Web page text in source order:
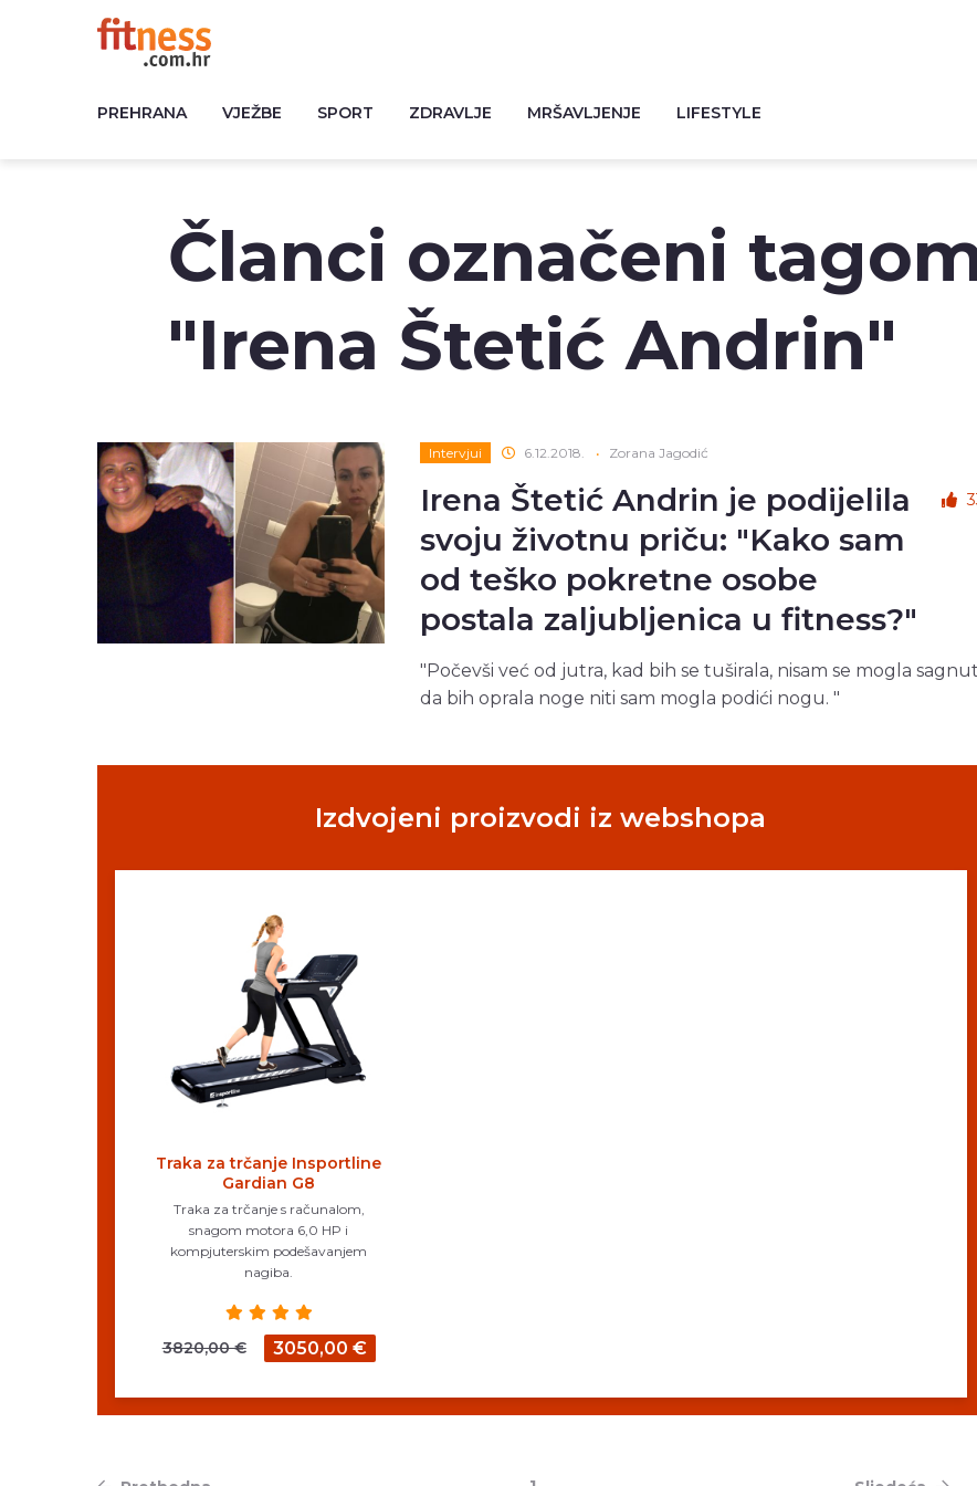
PREHRANA VJEŽBE SPORT ZDRAVLJE MRŠAVLJENJE LIFESTYLE
Članci označeni
"Irena Štetić Andrin"
Intervjui 6.12.2018. • Zorana Jagodić
Irena Štetić Andrin je podijelila
svoju životnu priču: "Kako sam
od teško pokretne osobe
postala zaljubljenica u fitness?"
"Počevši već od jutra, kad bih se tuširala, nisam se mogla
da bih oprala noge niti sam mogla podići nogu. "
Izdvojeni proizvodi iz webshopa
Traka za trčanje Insportline
Gardian G8
Traka za trčanje s računalom,
snagom motora 6,0 HP i
kompjuterskim podešavanjem
nagiba.
3820,00 € 3050,00 €